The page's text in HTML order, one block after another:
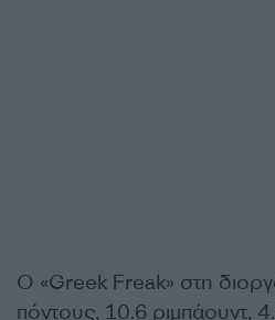
Ο «Greek Freak» στη
πόντους, 10.6 ριμπάουντ,